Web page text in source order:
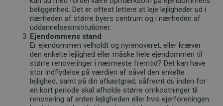
beliggenhed. Det er oftest lettere at leje lejligheder ud i
nærheden af større byers centrum og i nærheden af
uddannelsesinstitutioner.
Ejendommens stand
Er ejendommen velholdt og nyrenoveret, eller kræver
den enkelte lejlighed eller måske hele ejendommen til
større renoveringer i nærmeste fremtid? Det kan have
stor indflydelse på værdien af såvel den enkelte
lejlighed, samt på din afkastgrad, såfremt du inden for
en kort periode skal afholde større omkostninger til
renovering af enten lejligheden eller hvis ejerforeningen